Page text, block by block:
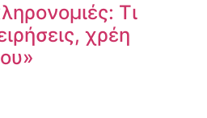
Τι
χρέη